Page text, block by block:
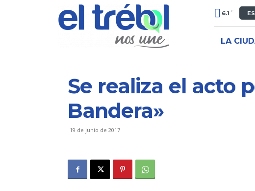
6.1 C
LA
Se realiza el acto
Bandera»
19 de junio de 2017